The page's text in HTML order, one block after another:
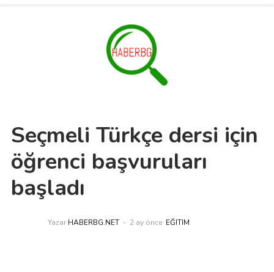
Seçmeli Türkçe dersi için
öğrenci başvuruları
başladı
Yazar HABERBG.NET 2 ay önce EĞITIM